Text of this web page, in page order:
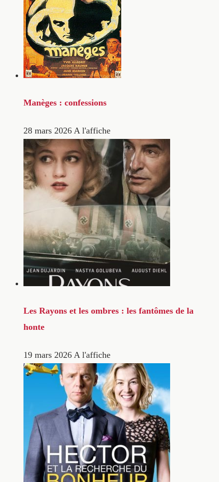
Manèges : confessions
28 mars 2026 A l'affiche
Les Rayons et les ombres : les fantômes de la
honte
19 mars 2026 A l'affiche